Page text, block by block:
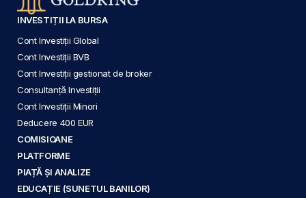
INVESTIȚII LA BURSA
Cont Investiții Global
Cont Investiții BVB
Cont Investiții gestionat de broker
Consultanță Investiții
Cont Investiții Minori
Deducere 400 EUR
COMISIOANE
PLATFORME
PIAȚĂ ȘI ANALIZE
EDUCAȚIE (SUNETUL BANILOR)